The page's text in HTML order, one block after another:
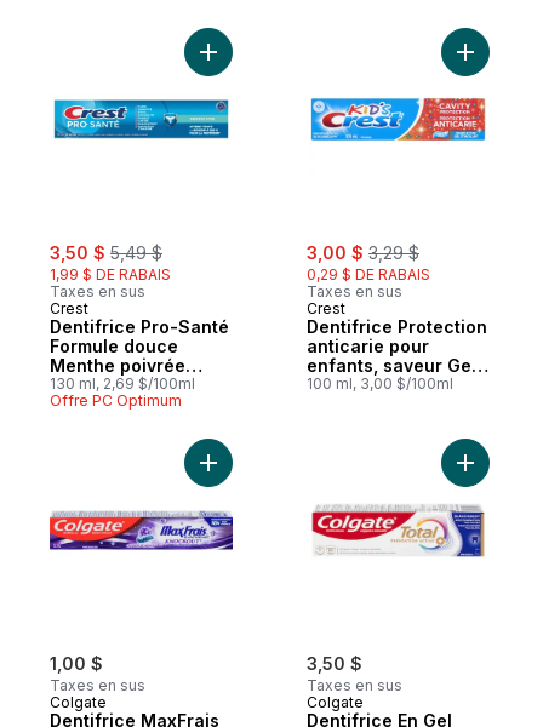
sale:
3,50 $ , formerly:
5,49 $
1,99 $ DE RABAIS
Taxes en sus
Crest
Dentifrice Pro-Santé
Formule douce
Menthe poivrée
douce
130 ml, 2,69 $/100ml
Offre PC Optimum
Ajouter Dentifrice Pro-Santé Formule
sale:
3,00 $ , formerly:
3,29 $
0,29 $ DE RABAIS
Taxes en sus
Crest
Dentifrice Protection
anticarie pour
enfants, saveur Gel
étincelant
100 ml, 3,00 $/100ml
Ajouter
1,00 $
Taxes en sus
Colgate
Dentifrice MaxFrais
Ajouter Dentifrice MaxFrais KnockOut au
3,50 $
Taxes en sus
Colgate
Dentifrice En Gel
Ajouter